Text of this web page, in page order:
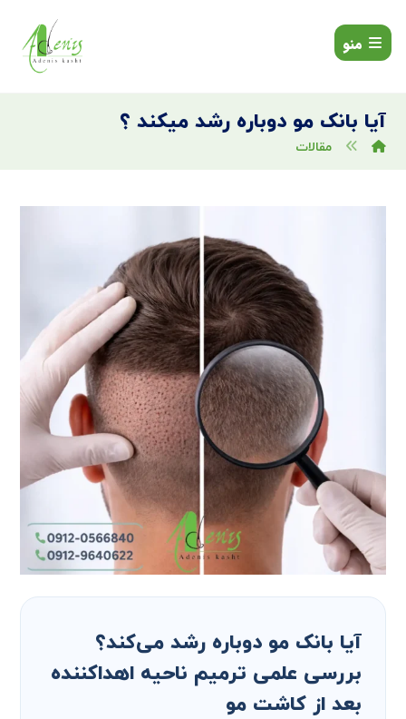
منو
آیا بانک مو دوباره رشد میکند ؟
مقالات
آیا بانک مو دوباره رشد می‌کند؟
بررسی علمی ترمیم ناحیه اهداکننده
بعد از کاشت مو